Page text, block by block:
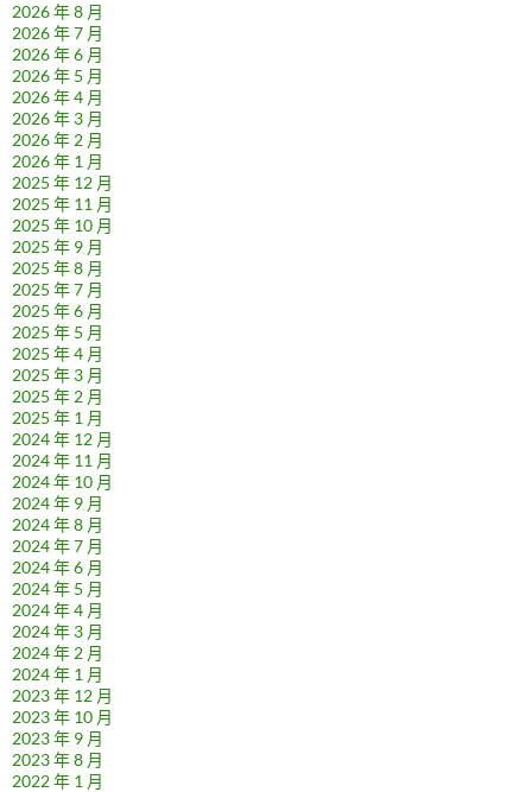
2026 年 8 月
2026 年 7 月
2026 年 6 月
2026 年 5 月
2026 年 4 月
2026 年 3 月
2026 年 2 月
2026 年 1 月
2025 年 12 月
2025 年 11 月
2025 年 10 月
2025 年 9 月
2025 年 8 月
2025 年 7 月
2025 年 6 月
2025 年 5 月
2025 年 4 月
2025 年 3 月
2025 年 2 月
2025 年 1 月
2024 年 12 月
2024 年 11 月
2024 年 10 月
2024 年 9 月
2024 年 8 月
2024 年 7 月
2024 年 6 月
2024 年 5 月
2024 年 4 月
2024 年 3 月
2024 年 2 月
2024 年 1 月
2023 年 12 月
2023 年 10 月
2023 年 9 月
2023 年 8 月
2022 年 1 月